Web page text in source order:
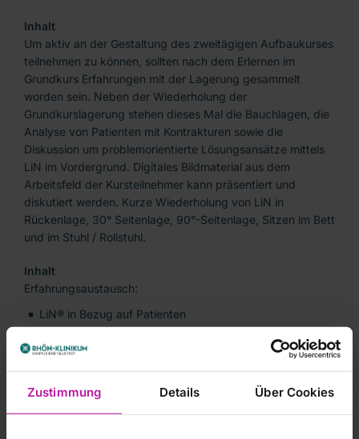
Zustimmung Details Über Cookies
Inhalt
Um aktiv an der Gestaltung des zweitägigen Aufbaukurses
teilnehmen zu können, sollten nach dem Erlernen im
Grundkurs Erfahrungen mit der Lagerung gesammelt
worden sein. Neben der Wiederholung der
Grundkurslagerung stehen dieses Mal die Bauchlagen, die
Analyse von Patienten mit Kontrakturen sowie die
Diskussion um problemorientierte Lösungsansätze mittels
LiN im Vordergrund. Digitales Bildmaterial aus dem
Arbeitsfeld der Kursteilnehmer kann präsentiert und
diskutiert werden. Kurze Wiederholung von LiN in
Rückenlage, 30° Seitenlage, 90°-Seitenlage, Sitzen im Bett
und im Stuhl / Rollstuhl.
Inhalt
Erfahrungsaustausch:
LiN® in Bezug auf Patienten
LiN® im Stationsalltag
Praxis:
Kurze Wiederholung von Rückenlage,